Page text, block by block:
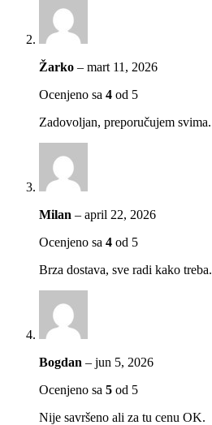
Žarko – mart 11, 2026
Ocenjeno sa 4 od 5
Zadovoljan, preporučujem svima.
Milan – april 22, 2026
Ocenjeno sa 4 od 5
Brza dostava, sve radi kako treba.
Bogdan – jun 5, 2026
Ocenjeno sa 5 od 5
Nije savršeno ali za tu cenu OK.